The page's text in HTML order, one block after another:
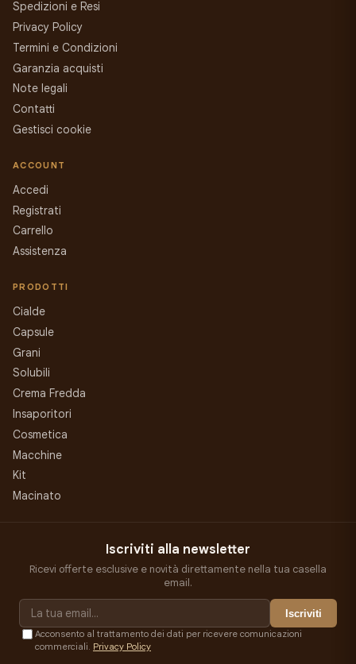
Spedizioni e Resi
Privacy Policy
Termini e Condizioni
Garanzia acquisti
Note legali
Contatti
Gestisci cookie
ACCOUNT
Accedi
Registrati
Carrello
Assistenza
PRODOTTI
Cialde
Capsule
Grani
Solubili
Crema Fredda
Insaporitori
Cosmetica
Macchine
Kit
Macinato
Iscriviti alla newsletter
Ricevi offerte esclusive e novità direttamente nella tua casella
email.
Iscriviti
Acconsento al trattamento dei dati per ricevere comunicazioni
commerciali. Privacy Policy